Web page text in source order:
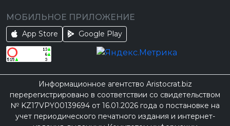
МОБИЛЬНОЕ ПРИЛОЖЕНИЕ
App Store Google Play
Информационное агентство Aristocrat.biz
перерегистрировано в соответствии со свидетельством
№ KZ17VPY00139694 от 16.01.2026 года о постановке на
учет периодического печатного издания и интернет-